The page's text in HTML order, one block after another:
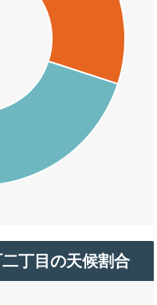
丁目の天候割合